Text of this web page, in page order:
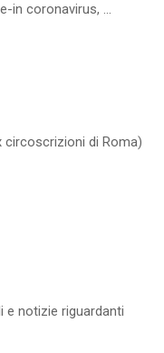
in coronavirus, ...
di Roma)
e notizie riguardanti